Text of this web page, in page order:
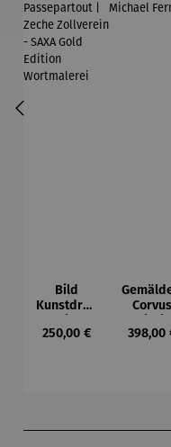
Bild
Kunstdruc
Holzrahm
- SAXA
Regulärer Preis:
250,00 €
gerahmt
398,00